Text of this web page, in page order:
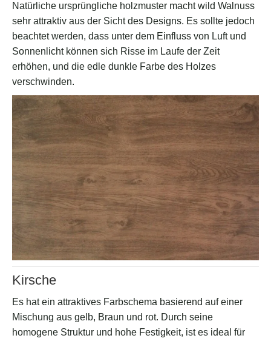
Natürliche ursprüngliche holzmuster macht wild Walnuss
sehr attraktiv aus der Sicht des Designs. Es sollte jedoch
beachtet werden, dass unter dem Einfluss von Luft und
Sonnenlicht können sich Risse im Laufe der Zeit
erhöhen, und die edle dunkle Farbe des Holzes
verschwinden.
Kirsche
Es hat ein attraktives Farbschema basierend auf einer
Mischung aus gelb, Braun und rot. Durch seine
homogene Struktur und hohe Festigkeit, ist es ideal für